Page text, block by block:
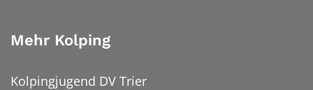
Mehr Kolping
Kolpingjugend DV Trier